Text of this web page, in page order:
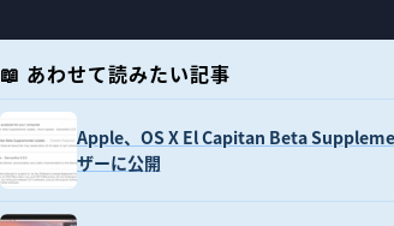
📖 あわせて読みたい記事
Apple、OS X El Capitan Beta
ザーに公開